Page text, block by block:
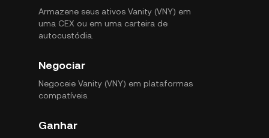
Armazene seus ativos Vanity (VNY) em
uma CEX ou em uma carteira de
autocustódia.
Negociar
Negoceie Vanity (VNY) em plataformas
compatíveis.
Ganhar